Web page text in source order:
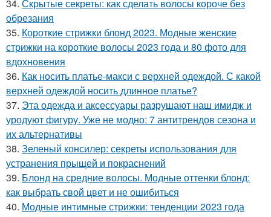
34. Скрытые секреты: как сделать волосы короче без
обрезания
35. Короткие стрижки блонд 2023. Модные женские
стрижки на короткие волосы 2023 года и 80 фото для
вдохновения
36. Как носить платье-макси с верхней одеждой. С какой
верхней одеждой носить длинное платье?
37. Эта одежда и аксессуары разрушают наш имидж и
уродуют фигуру. Уже не модно: 7 антитрендов сезона и
их альтернативы
38. Зеленый консилер: секреты использования для
устранения прыщей и покраснений
39. Блонд на средние волосы. Модные оттенки блонд:
как выбрать свой цвет и не ошибиться
40. Модные интимные стрижки: тенденции 2023 года